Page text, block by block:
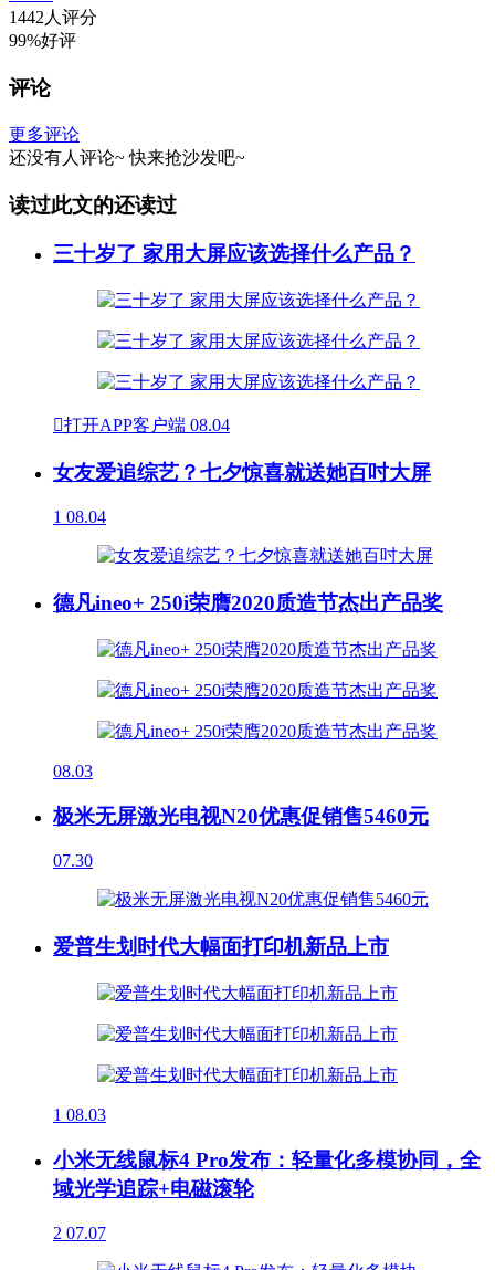
1442人评分
99%好评
评论
更多评论
还没有人评论~ 快来抢沙发吧~
读过此文的还读过
三十岁了 家用大屏应该选择什么产品？
打开APP客户端 08.04
女友爱追综艺？七夕惊喜就送她百吋大屏
1 08.04
德凡ineo+ 250i荣膺2020质造节杰出产品奖
08.03
极米无屏激光电视N20优惠促销售5460元
07.30
爱普生划时代大幅面打印机新品上市
1 08.03
小米无线鼠标4 Pro发布：轻量化多模协同，全
域光学追踪+电磁滚轮
2 07.07